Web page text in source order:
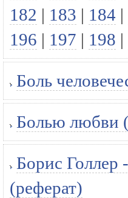
182 | 183 | 184 |
196 | 197 | 198 |
Боль
Болью любви
Борис Голлер
(реферат)